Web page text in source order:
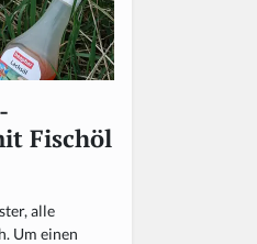
Fischöl
alle
Um einen